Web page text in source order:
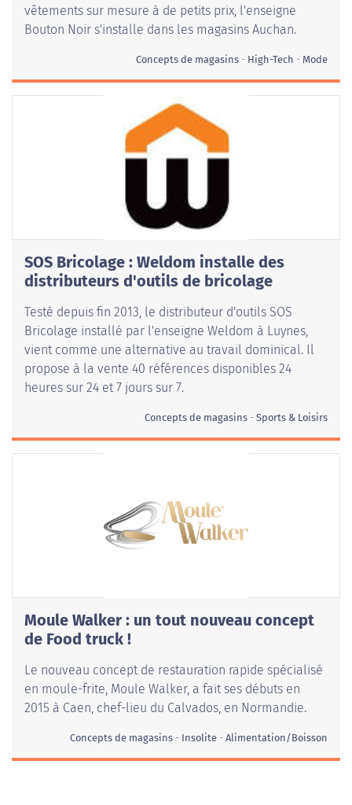
vêtements sur mesure à de petits prix, l'enseigne
Bouton Noir s'installe dans les magasins Auchan.
Concepts de magasins High-Tech Mode
SOS Bricolage : Weldom installe des
distributeurs d'outils de bricolage
Testé depuis fin 2013, le distributeur d'outils SOS
Bricolage installé par l'enseigne Weldom à Luynes,
vient comme une alternative au travail dominical. Il
propose à la vente 40 références disponibles 24
heures sur 24 et 7 jours sur 7.
Concepts de magasins Sports & Loisirs
Moule Walker : un tout nouveau concept
de Food truck !
Le nouveau concept de restauration rapide spécialisé
en moule-frite, Moule Walker, a fait ses débuts en
2015 à Caen, chef-lieu du Calvados, en Normandie.
Concepts de magasins Insolite Alimentation/Boisson